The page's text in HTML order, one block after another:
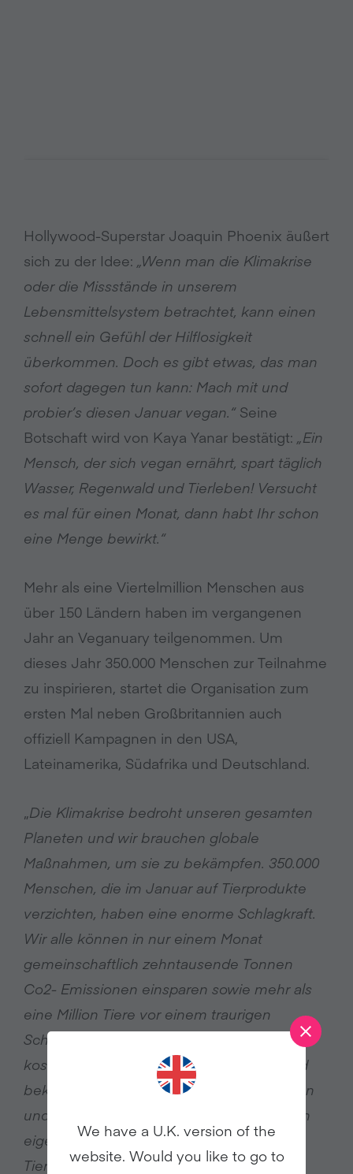
Hollywood-Superstar Joaquin Phoenix äußert
sich zu der Idee: „Wenn man die Klimakrise
oder die Missstände in unserem
Lebensmittelsystem betrachtet, kann einen
schnell ein Gefühl der Hilflosigkeit
überkommen. Doch es gibt etwas, das man
sofort dagegen tun kann: Mach mit und
probier’s diesen Januar vegan.“ Seine
Botschaft wird von Kaya Yanar bestätigt: „Ein
Mensch, der sich vegan ernährt, spart täglich
Wasser, Regenwald und Tierleben! Versucht
es mal für einen Monat, dann habt Ihr schon
eine Menge bewirkt.“
Mehr als eine Viertelmillion Menschen aus
über 150 Ländern haben im vergangenen
Jahr an Veganuary teilgenommen. Um
dieses Jahr 350.000 Menschen zur Teilnahme
zu inspirieren, startet die Organisation zum
ersten Mal neben Großbritannien auch
offiziell Kampagnen in den USA,
Lateinamerika, Südafrika und Deutschland.
„Die Klimakrise bedroht unseren gesamten
Planeten und wir brauchen globale
Maßnahmen, um sie zu bekämpfen. 350.000
Menschen, die im Januar auf Tierprodukte
verzichten, haben eine enorme Schlagkraft.
Wir alle können in nur einem Monat
gemeinschaftlich zehntausende Tonnen
Co2- Emissionen einsparen sowie mehr als
eine Million Tiere vor einem traurigen
Schicksal bewahren. Man kann sich
kostenfrei auf Veganuary.de eintragen und
bekommt einen Monat lang Hilfestellungen
und Tipps. So einfach war es noch nie, den
eigenen Fußabdruck zu verringern und
Tierleid zu vermeiden“, so Ria Rehberg,
We have a U.K. version of the
website. Would you like to go to